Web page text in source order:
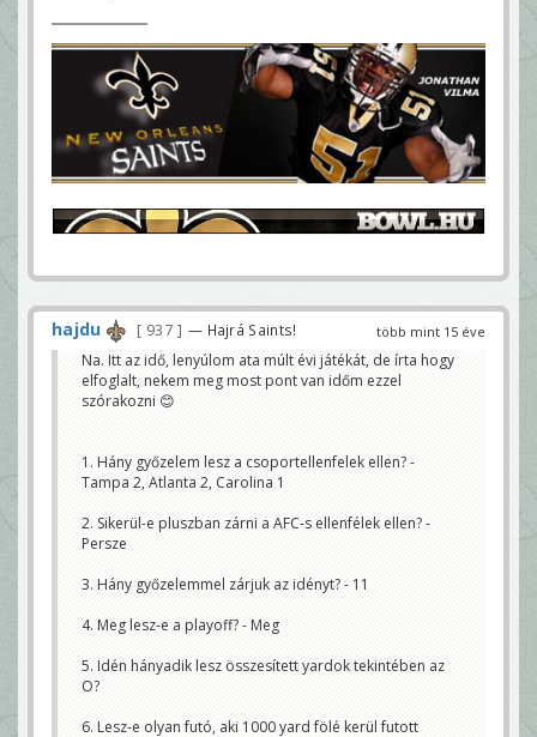
több mint 15 éve
hajdu 937 — Hajrá Saints!
Na. Itt az idő, lenyúlom ata múlt évi játékát, de írta hogy
elfoglalt, nekem meg most pont van időm ezzel
szórakozni 😊
1. Hány győzelem lesz a csoportellenfelek ellen? -
Tampa 2, Atlanta 2, Carolina 1
2. Sikerül-e pluszban zárni a AFC-s ellenfélek ellen? -
Persze
3. Hány győzelemmel zárjuk az idényt? - 11
4. Meg lesz-e a playoff? - Meg
5. Idén hányadik lesz összesített yardok tekintében az
O?
6. Lesz-e olyan futó, aki 1000 yard fölé kerül futott